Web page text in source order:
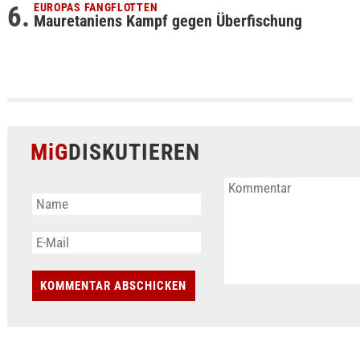
EUROPAS FANGFLOTTEN
Mauretaniens Kampf gegen Überfischung
MiGDISKUTIEREN